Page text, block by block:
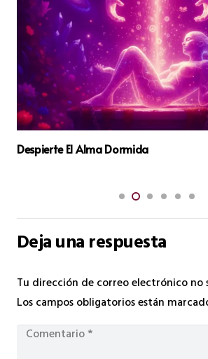
El Árbol De La Vida
Deja una respuesta
Tu dirección de correo electrónico no
Los campos obligatorios están